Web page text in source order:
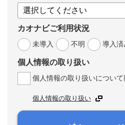
カオナビご利用状況
未導入
不明 導入済
個人情報の取り扱い
個人情報の取り扱いについて
個人情報の取り扱い